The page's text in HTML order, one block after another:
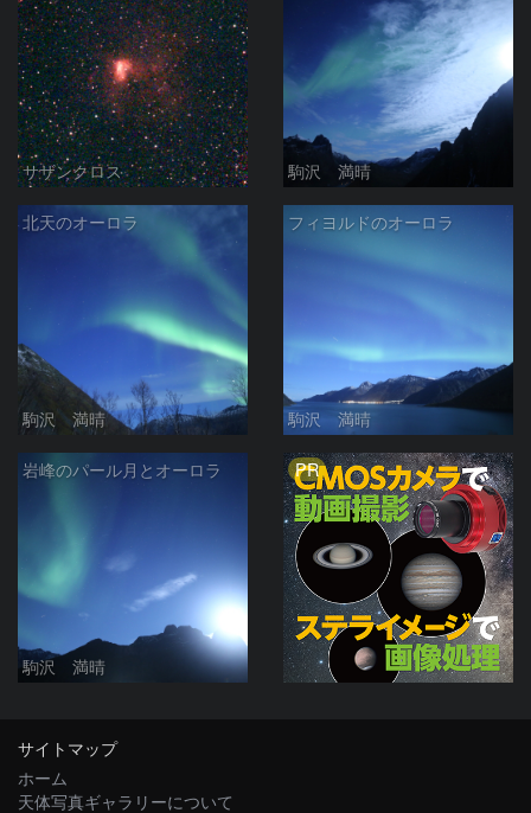
サザンクロス 駒沢 満晴
北天のオーロラ
駒沢 満晴
フィヨルドのオーロラ
駒沢 満晴
岩峰のパール月とオーロラ
駒沢 満晴
PR
サイトマップ
ホーム
天体写真ギャラリーについて